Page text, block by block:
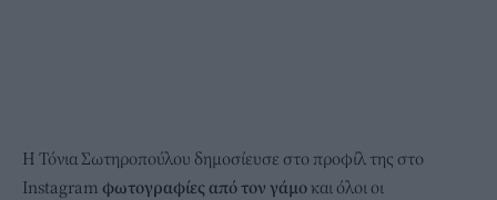
Η Τόνια Σωτηροπούλου δημοσίευσε στο προφίλ της στο
Instagram φωτογραφίες από τον γάμο και όλοι οι